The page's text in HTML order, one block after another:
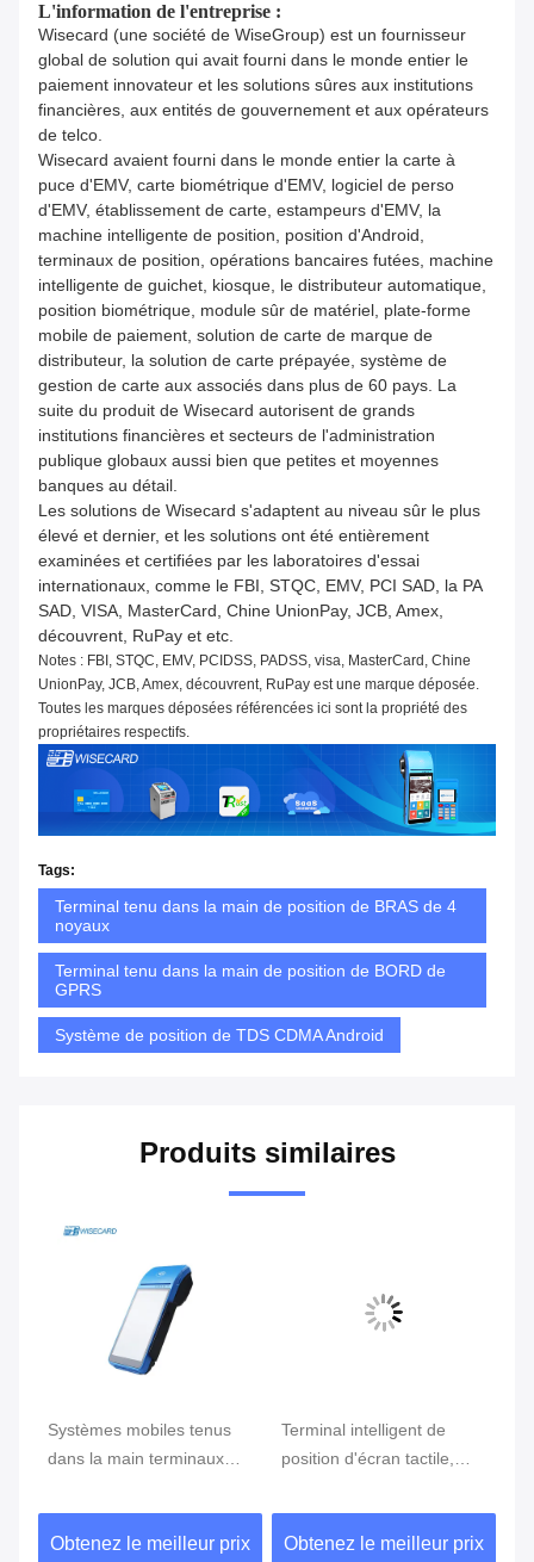
L'information de l'entreprise :
Wisecard (une société de WiseGroup) est un fournisseur
global de solution qui avait fourni dans le monde entier le
paiement innovateur et les solutions sûres aux institutions
financières, aux entités de gouvernement et aux opérateurs
de telco.
Wisecard avaient fourni dans le monde entier la carte à
puce d'EMV, carte biométrique d'EMV, logiciel de perso
d'EMV, établissement de carte, estampeurs d'EMV, la
machine intelligente de position, position d'Android,
terminaux de position, opérations bancaires futées, machine
intelligente de guichet, kiosque, le distributeur automatique,
position biométrique, module sûr de matériel, plate-forme
mobile de paiement, solution de carte de marque de
distributeur, la solution de carte prépayée, système de
gestion de carte aux associés dans plus de 60 pays. La
suite du produit de Wisecard autorisent de grands
institutions financières et secteurs de l'administration
publique globaux aussi bien que petites et moyennes
banques au détail.
Les solutions de Wisecard s'adaptent au niveau sûr le plus
élevé et dernier, et les solutions ont été entièrement
examinées et certifiées par les laboratoires d'essai
internationaux, comme le FBI, STQC, EMV, PCI SAD, la PA
SAD, VISA, MasterCard, Chine UnionPay, JCB, Amex,
découvrent, RuPay et etc.
Notes : FBI, STQC, EMV, PCIDSS, PADSS, visa, MasterCard, Chine
UnionPay, JCB, Amex, découvrent, RuPay est une marque déposée.
Toutes les marques déposées référencées ici sont la propriété des
propriétaires respectifs.
Tags:
Terminal tenu dans la main de position de BRAS de 4
noyaux
Terminal tenu dans la main de position de BORD de
GPRS
Système de position de TDS CDMA Android
Produits similaires
Systèmes mobiles tenus
dans la main terminaux
position du BORD GPRS
5800mAh de position de
Obtenez le meilleur prix
Terminal intelligent de
position d'écran tactile,
lecteur d'empreintes
digitales
Obtenez le meilleur prix